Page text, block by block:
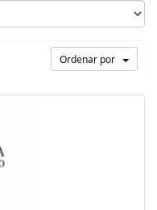
Ordenar por